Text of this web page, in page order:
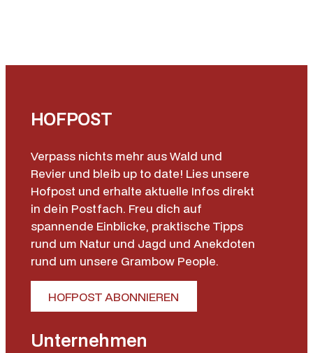
HOFPOST
Verpass nichts mehr aus Wald und
Revier und bleib up to date! Lies unsere
Hofpost und erhalte aktuelle Infos direkt
in dein Postfach. Freu dich auf
spannende Einblicke, praktische Tipps
rund um Natur und Jagd und Anekdoten
rund um unsere Grambow People.
HOFPOST ABONNIEREN
Unternehmen